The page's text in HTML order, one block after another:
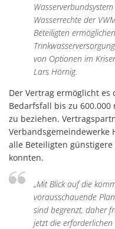
Wasserrechte der
Beteiligten
von Optionen im
Lars Hörnig.
Der Vertrag ermöglicht
Bedarfsfall bis zu 600.000
zu beziehen.
Verbandsgemeindewerke
alle Beteiligten
konnten.
„Mit Blick auf die
vorausschauende
sind begrenzt, daher
jetzt die erforderlichen